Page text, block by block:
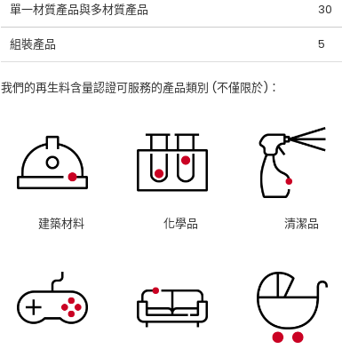
單一材質產品與多材質產品 30
組裝產品 5
我們的再生料含量認證可服務的產品類別 (不僅限於)：
建築材料 化學品 清潔品